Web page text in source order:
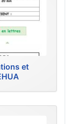
et